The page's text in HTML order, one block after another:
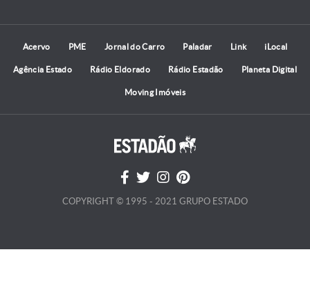
Acervo PME Jornal do Carro Paladar Link iLocal
Agência Estado Rádio Eldorado Rádio Estadão Planeta Digital
Moving Imóveis
COPYRIGHT © 1995 - 2021 GRUPO ESTADO